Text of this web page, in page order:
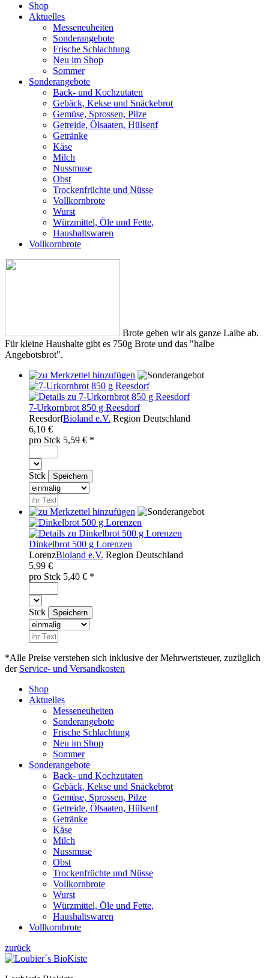
Shop
Aktuelles
Messeneuheiten
Sonderangebote
Frische Schlachtung
Neu im Shop
Sommer
Sonderangebote
Back- und Kochzutaten
Gebäck, Kekse und Snäckebrot
Gemüse, Sprossen, Pilze
Getreide, Ölsaaten, Hülsenf
Getränke
Käse
Milch
Nussmuse
Obst
Trockenfrüchte und Nüsse
Vollkornbrote
Wurst
Würzmittel, Öle und Fette,
Haushaltswaren
Vollkornbrote
Brote geben wir als ganze Laibe ab.
Für kleine Haushalte gibt es 750g Brote und das "halbe
Angebotsbrot".
7-Urkornbrot 850 g Reesdorf
ReesdorfBioland e.V. Region Deutschland
6,10 €
pro Stck 5,59 € *
Stck
Dinkelbrot 500 g Lorenzen
LorenzBioland e.V. Region Deutschland
5,99 €
pro Stck 5,40 € *
Stck
*Alle Preise verstehen sich inklusive der Mehrwertsteuer, zuzüglich
der Service- und Versandkosten
Shop
Aktuelles
Messeneuheiten
Sonderangebote
Frische Schlachtung
Neu im Shop
Sommer
Sonderangebote
Back- und Kochzutaten
Gebäck, Kekse und Snäckebrot
Gemüse, Sprossen, Pilze
Getreide, Ölsaaten, Hülsenf
Getränke
Käse
Milch
Nussmuse
Obst
Trockenfrüchte und Nüsse
Vollkornbrote
Wurst
Würzmittel, Öle und Fette,
Haushaltswaren
Vollkornbrote
zurück